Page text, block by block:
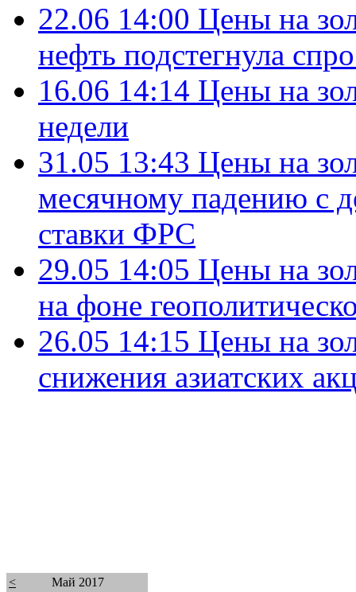
22.06 14:00 Цены на
нефть подстегнула
16.06 14:14 Цены на
недели
31.05 13:43 Цены на
месячному падению с
ставки ФРС
29.05 14:05 Цены на
на фоне
26.05 14:15 Цены на
снижения азиатских
< Май 2017